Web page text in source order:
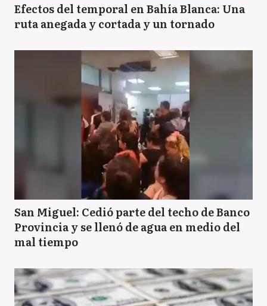
Efectos del temporal en Bahía Blanca: Una
ruta anegada y cortada y un tornado
San Miguel: Cedió parte del techo de Banco
Provincia y se llenó de agua en medio del
mal tiempo